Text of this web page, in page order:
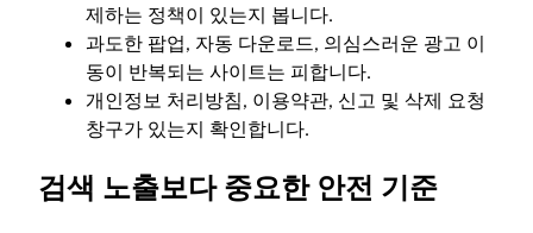
제하는 정책이 있는지 봅니다.
과도한 팝업, 자동 다운로드, 의심스러운 광고 이
동이 반복되는 사이트는 피합니다.
개인정보 처리방침, 이용약관, 신고 및 삭제 요청
창구가 있는지 확인합니다.
검색 노출보다 중요한 안전 기준